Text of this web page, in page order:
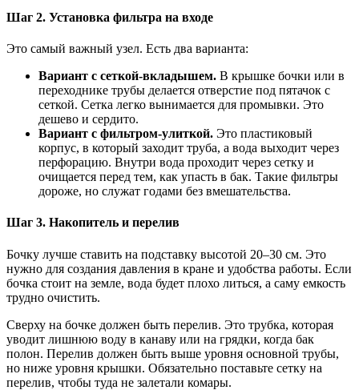
Шаг 2. Установка фильтра на входе
Это самый важный узел. Есть два варианта:
Вариант с сеткой-вкладышем. В крышке бочки или в
переходнике трубы делается отверстие под пятачок с
сеткой. Сетка легко вынимается для промывки. Это
дешево и сердито.
Вариант с фильтром-улиткой. Это пластиковый
корпус, в который заходит труба, а вода выходит через
перфорацию. Внутри вода проходит через сетку и
очищается перед тем, как упасть в бак. Такие фильтры
дороже, но служат годами без вмешательства.
Шаг 3. Накопитель и перелив
Бочку лучше ставить на подставку высотой 20–30 см. Это
нужно для создания давления в кране и удобства работы. Если
бочка стоит на земле, вода будет плохо литься, а саму емкость
трудно очистить.
Сверху на бочке должен быть перелив. Это трубка, которая
уводит лишнюю воду в канаву или на грядки, когда бак
полон. Перелив должен быть выше уровня основной трубы,
но ниже уровня крышки. Обязательно поставьте сетку на
перелив, чтобы туда не залетали комары.